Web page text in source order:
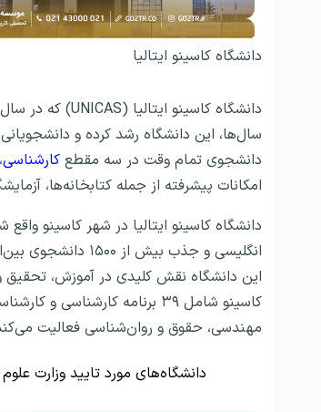
دانشگاه کاسینو ایتالیا
دانشجوی تمام وقت در سه مقطع کارشناسی،
امکانات پیشرفته از جمله کتابخانه‌ها،
این دانشگاه نقش کلیدی در آموزش، تحقیق
مهندسی، حقوق و روان‌شناسی فعالیت
دانشگاه‌های مورد تایید وزارت علوم